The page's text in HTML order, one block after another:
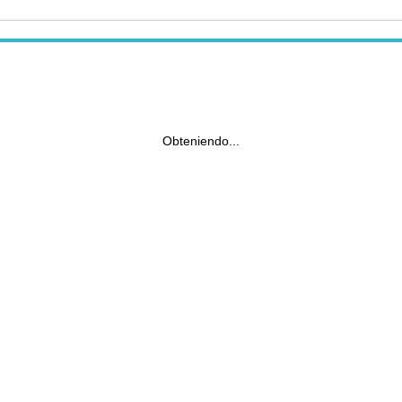
Obteniendo...